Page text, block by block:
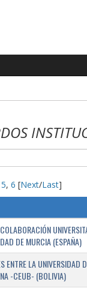
5, 6 [Next/Last]
DE MURCIA (ESPAÑA)
ENTRE LA
-CEUB- (BOLIVIA)